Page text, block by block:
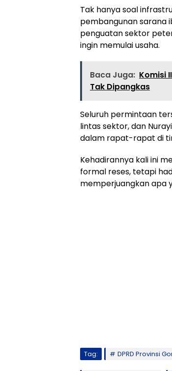
Tak hanya soal
pembangunan sarana
penguatan sektor
ingin memulai usaha.
Baca Juga: Komisi
Tak Dipangkas
Seluruh permintaan
lintas sektor, dan
dalam rapat-rapat di
Kehadirannya kali ini
formal reses, tetapi
memperjuangkan apa
Tag: DPRD Provinsi